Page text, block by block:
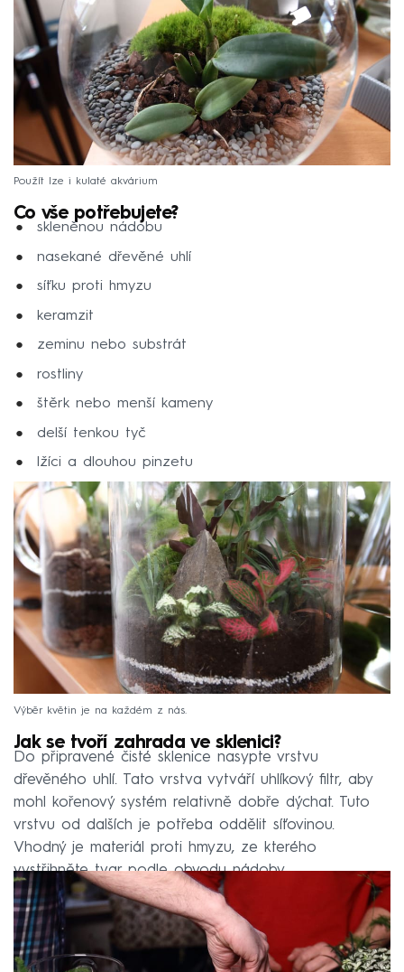
Použít lze i kulaté akvárium
Co vše potřebujete?
skleněnou nádobu
nasekané dřevěné uhlí
síťku proti hmyzu
keramzit
zeminu nebo substrát
rostliny
štěrk nebo menší kameny
delší tenkou tyč
lžíci a dlouhou pinzetu
Výběr květin je na každém z nás.
Jak se tvoří zahrada ve sklenici?
Do připravené čisté sklenice nasypte vrstvu
dřevěného uhlí. Tato vrstva vytváří uhlíkový filtr, aby
mohl kořenový systém relativně dobře dýchat. Tuto
vrstvu od dalších je potřeba oddělit síťovinou.
Vhodný je materiál proti hmyzu, ze kterého
vystřihněte tvar podle obvodu nádoby.